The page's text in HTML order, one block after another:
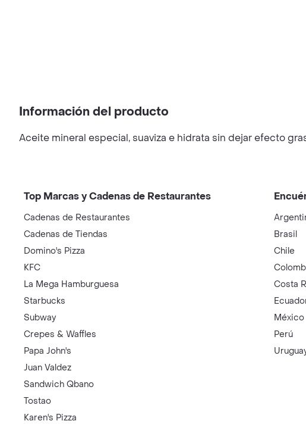
Información del producto
Aceite mineral especial, suaviza e hidrata sin dejar efecto
Top Marcas y Cadenas de Restaurantes
Cadenas de Restaurantes
Cadenas de Tiendas
Domino's Pizza
KFC
La Mega Hamburguesa
Starbucks
Subway
Crepes & Waffles
Papa John's
Juan Valdez
Sandwich Qbano
Tostao
Karen's Pizza
Brasil
Chile
Costa
México
Perú